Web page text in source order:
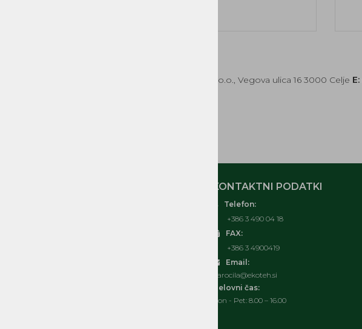
EKOTEH d.o.o., Vegova ulica 16 3000 Celje E:
KONTAKTNI PODATKI
Telefon:
+386 3 490 04 18
FAX:
+386 3 4900419
Email:
narocila@ekoteh.si
Delovni čas:
Pon - Pet: 8.00 – 16.00